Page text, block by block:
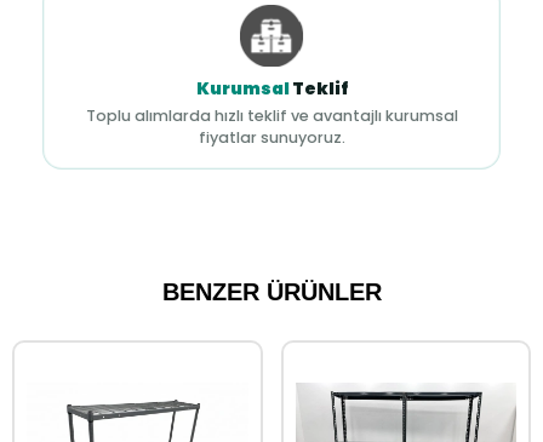
KurumsalTeklif
Toplu alımlarda hızlı teklif ve avantajlı kurumsal
fiyatlar sunuyoruz.
BENZER ÜRÜNLER